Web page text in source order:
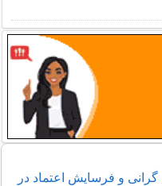
گرانی و فرسایش اعتماد در